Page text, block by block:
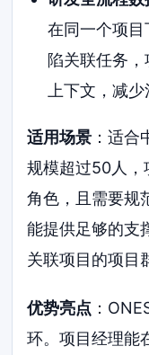
在同一个项
陷关联任务
上下文，减少
适用场景 ：适
规模超过50人，
角色，且需要规
能提供足够的支
关联项目的项目
优势亮点 ：
环。项目经理能